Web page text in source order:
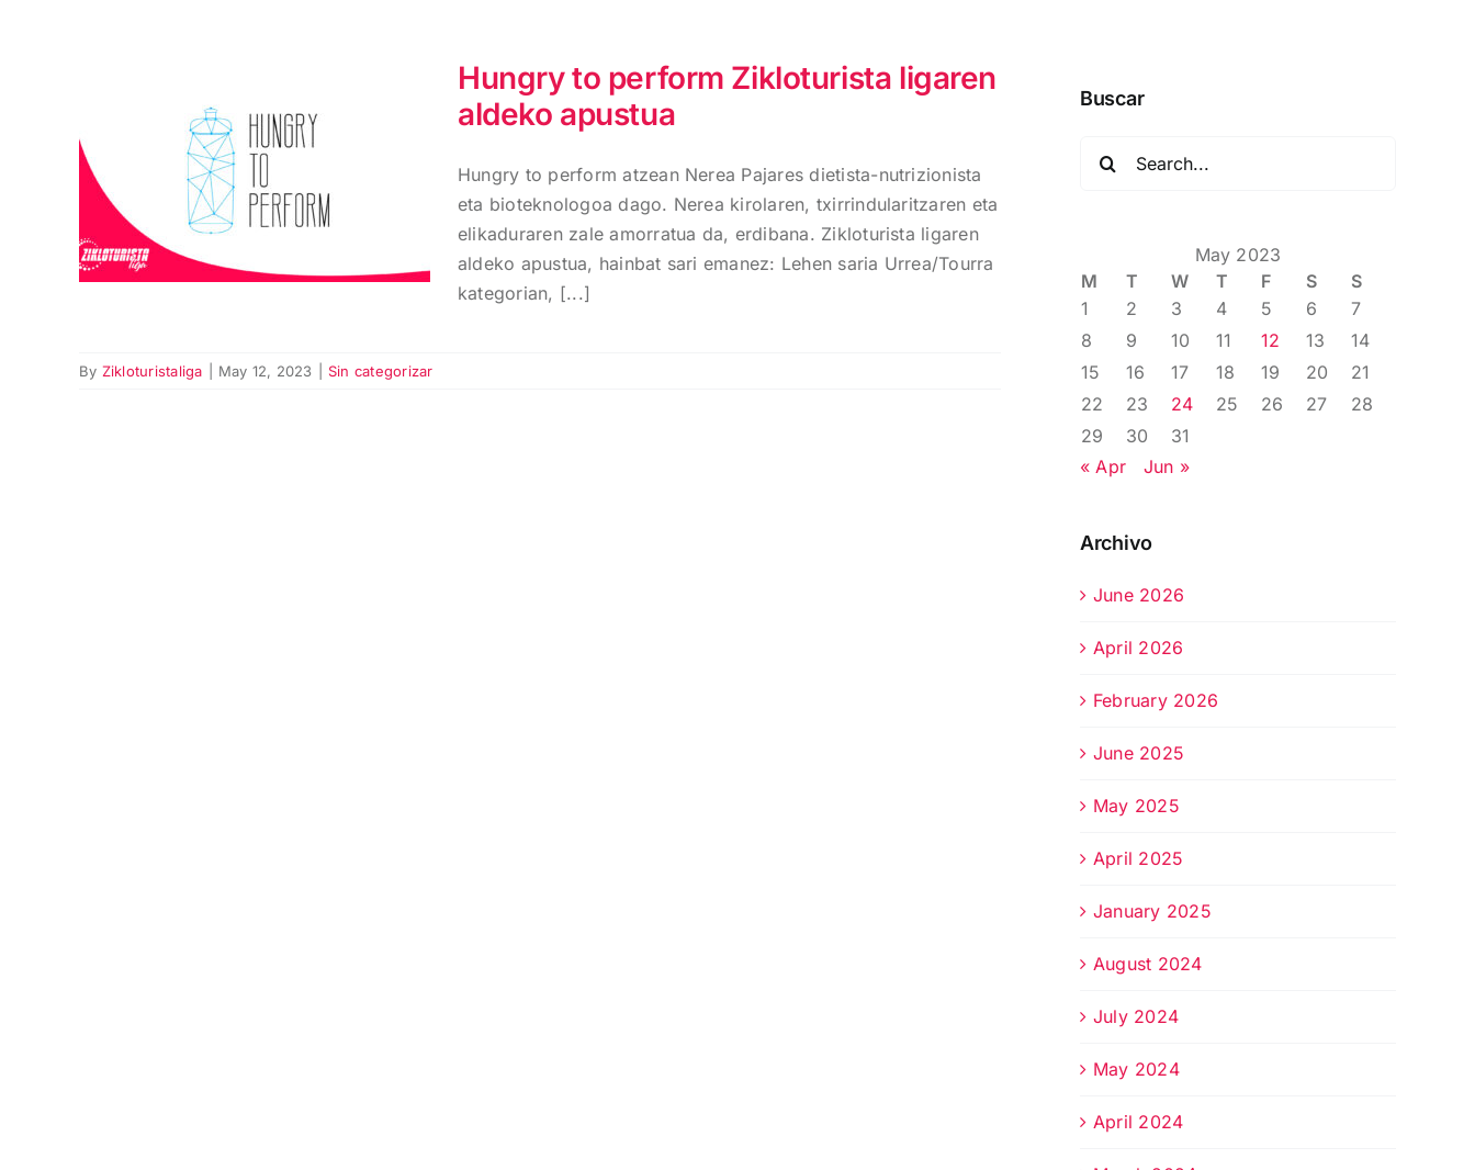
Hungry to perform
Zikloturista ligaren
aldeko apustua
Hungry to perform Zikloturista ligaren
aldeko apustua
Hungry to perform atzean Nerea Pajares dietista-nutrizionista
eta bioteknologoa dago. Nerea kirolaren, txirrindularitzaren eta
elikaduraren zale amorratua da, erdibana. Zikloturista ligaren
aldeko apustua, hainbat sari emanez: Lehen saria Urrea/Tourra
kategorian, [...]
By Zikloturistaliga May 12, 2023 Sin categorizar
Buscar
May 2023
M
T W T F S
S
1
2 3 4 5 6
7
8
9 10 11 12 13
14
15
16 17 18 19 20
21
22
23 24 25 26 27
28
29
30
31
« Apr
Jun »
Archivo
June 2026
April 2026
February 2026
June 2025
May 2025
April 2025
January 2025
August 2024
July 2024
May 2024
April 2024